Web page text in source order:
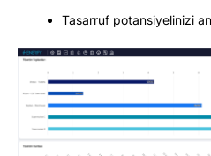
Tasarruf potansiyelinizi